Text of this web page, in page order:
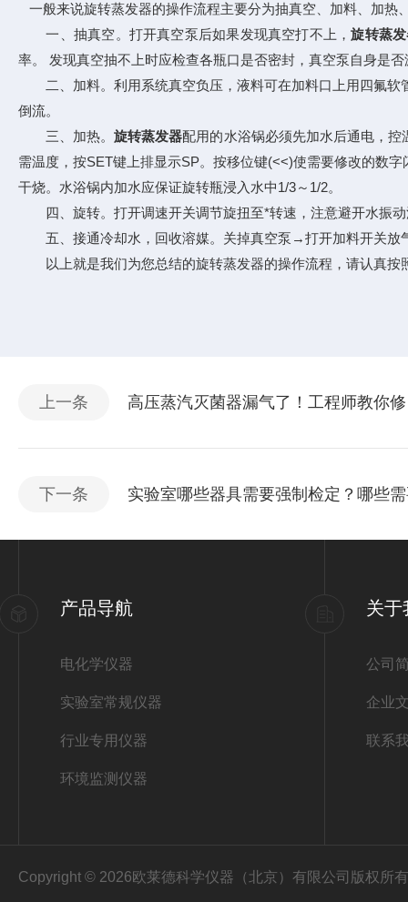
一般来说旋转蒸发器的操作流程主要分为抽真空、加料、加热
一、抽真空。打开真空泵后如果发现真空打不上，旋转蒸
率。 发现真空抽不上时应检查各瓶口是否密封，真空泵自身是
二、加料。利用系统真空负压，液料可在加料口上用四氟软
倒流。
三、加热。旋转蒸发器配用的水浴锅必须先加水后通电，
需温度，按SET键上排显示SP。按移位键(<<)使需要修改的数
干烧。水浴锅内加水应保证旋转瓶浸入水中1/3～1/2。
四、旋转。打开调速开关调节旋扭至*转速，注意避开水振动
五、接通冷却水，回收溶媒。关掉真空泵→打开加料开关放
以上就是我们为您总结的旋转蒸发器的操作流程，请认真按
上一条 高压蒸汽灭菌器漏气了！工程师教你修
下一条 实验室哪些器具需要强制检定？哪些
产品导航
电化学仪器
实验室常规仪器
行业专用仪器
环境监测仪器
关于
公司
企业
联系
Copyright © 2026欧莱德科学仪器（北京）有限公司版权